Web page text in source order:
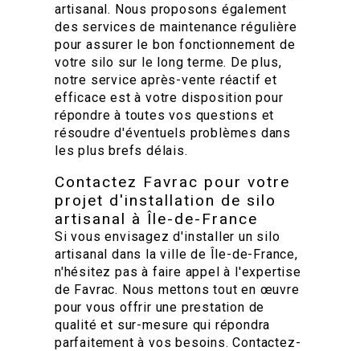
artisanal. Nous proposons également
des services de maintenance régulière
pour assurer le bon fonctionnement de
votre silo sur le long terme. De plus,
notre service après-vente réactif et
efficace est à votre disposition pour
répondre à toutes vos questions et
résoudre d'éventuels problèmes dans
les plus brefs délais.
Contactez Favrac pour votre
projet d'installation de silo
artisanal à Île-de-France
Si vous envisagez d'installer un silo
artisanal dans la ville de Île-de-France,
n'hésitez pas à faire appel à l'expertise
de Favrac. Nous mettons tout en œuvre
pour vous offrir une prestation de
qualité et sur-mesure qui répondra
parfaitement à vos besoins. Contactez-